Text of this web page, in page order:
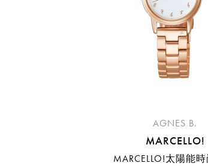
AGNES B.
MARCELLO!
MARCELLO!太陽能